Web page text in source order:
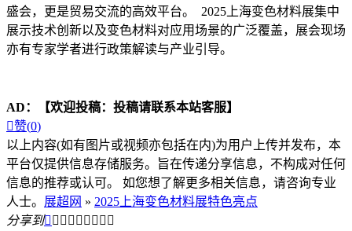
盛会，更是贸易交流的高效平台。 2025上海变色材料展集中
展示技术创新以及变色材料对应用场景的广泛覆盖，展会现场
亦有专家学者进行政策解读与产业引导。
AD：
【欢迎投稿：投稿请联系本站客服】
赞(0)
以上内容(如有图片或视频亦包括在内)为用户上传并发布，本
平台仅提供信息存储服务。旨在传递分享信息，不构成对任何
信息的推荐或认可。 如您想了解更多相关信息，请咨询专业
人士。 展超网 » 2025上海变色材料展特色亮点
分享到        